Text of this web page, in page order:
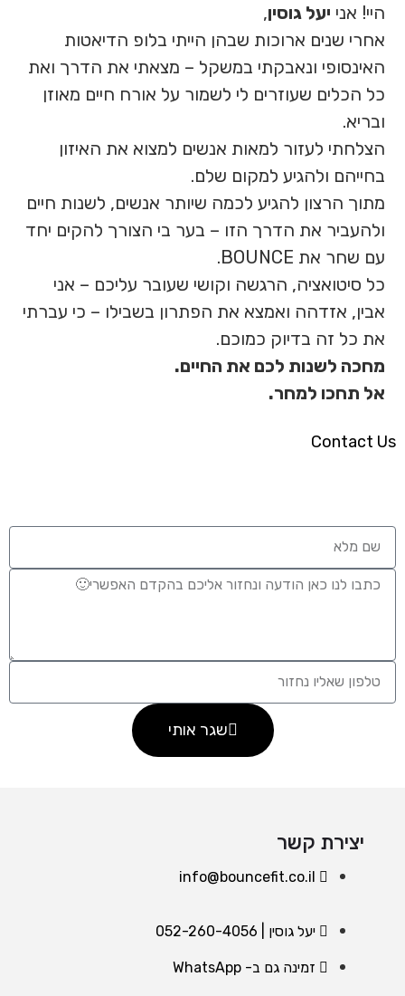
היי! אני יעל גוסין,
אחרי שנים ארוכות שבהן הייתי בלופ הדיאטות
האינסופי ונאבקתי במשקל – מצאתי את הדרך ואת
כל הכלים שעוזרים לי לשמור על אורח חיים מאוזן
ובריא.
הצלחתי לעזור למאות אנשים למצוא את האיזון
בחייהם ולהגיע למקום שלם.
מתוך הרצון להגיע לכמה שיותר אנשים, לשנות חיים
ולהעביר את הדרך הזו – בער בי הצורך להקים יחד
עם שחר את BOUNCE.
כל סיטואציה, הרגשה וקושי שעובר עליכם – אני
אבין, אזדהה ואמצא את הפתרון בשבילו – כי עברתי
את כל זה בדיוק כמוכם.
מחכה לשנות לכם את החיים.
אל תחכו למחר.
Contact Us
שגר אותי
יצירת קשר
info@bouncefit.co.il
יעל גוסין | ⁦052-260-4056⁩
זמינה גם ב- WhatsApp